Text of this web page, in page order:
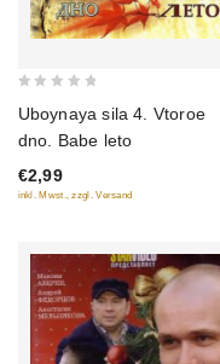
of
5
Uboynaya sila 4. Vtoroe
dno. Babe leto
€2,99
inkl. Mwst., zzgl. Versand